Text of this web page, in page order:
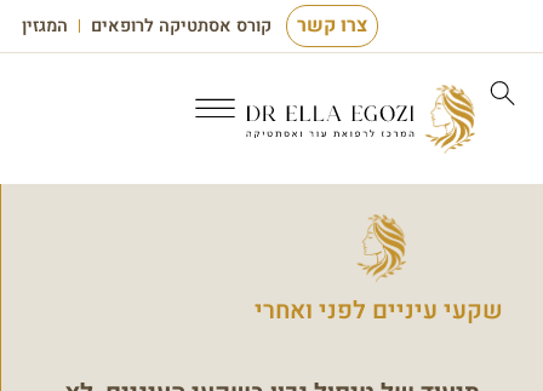
קורס אסתטיקה לרופאים המגזין צרו קשר
שקעי עיניים לפני ואחרי